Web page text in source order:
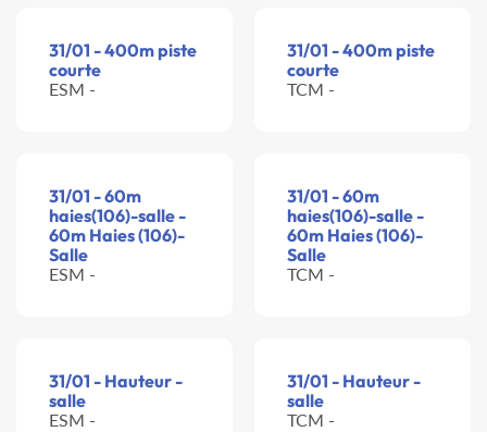
31/01 - 400m piste
courte
ESM -
31/01 - 400m piste
courte
TCM -
31/01 - 60m
haies(106)-salle -
60m Haies (106)-
Salle
ESM -
31/01 - 60m
haies(106)-salle -
60m Haies (106)-
Salle
TCM -
31/01 - Hauteur -
salle
ESM -
31/01 - Hauteur -
salle
TCM -